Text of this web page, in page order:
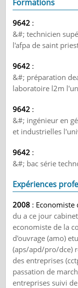
Formations
9642 :
&#; technicien
l'afpa de saint
9642 :
&#; préparation
laboratoire l2m
9642 :
&#; ingénieur en
et industrielles
9642 :
&#; bac série
Expériences
2008 : Economiste
du a ce jour
economiste de la
d'ouvrage (amo)
(aps/apd/pro/dce)
des entreprises
passation de
entreprises suivi